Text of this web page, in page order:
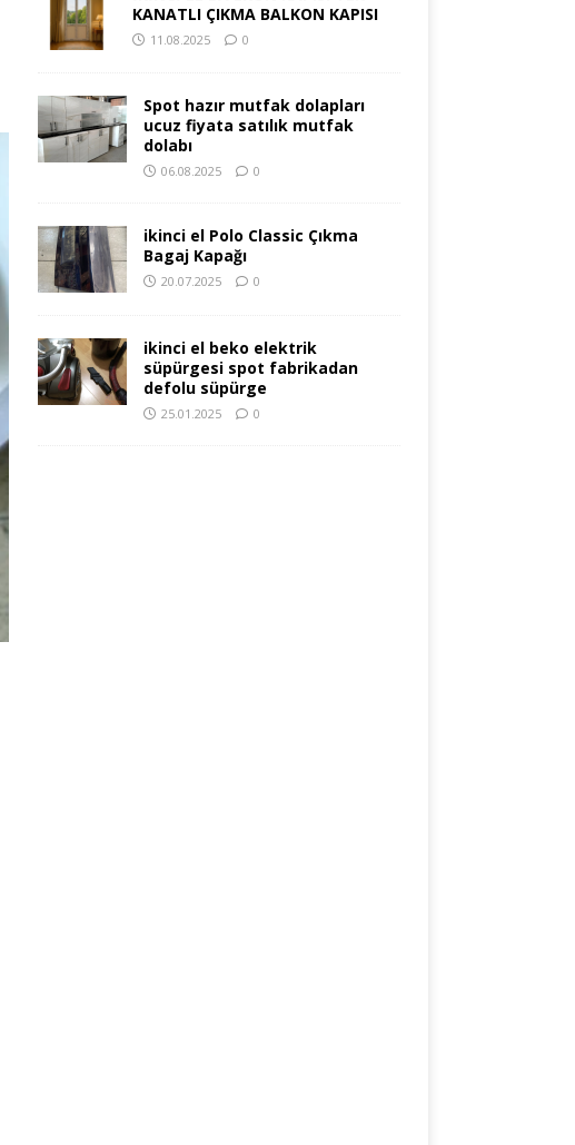
KANATLI ÇIKMA BALKON KAPISI
11.08.2025 0
Spot hazır mutfak dolapları
ucuz fiyata satılık mutfak
dolabı
06.08.2025 0
ikinci el Polo Classic Çıkma
Bagaj Kapağı
20.07.2025 0
ikinci el beko elektrik
süpürgesi spot fabrikadan
defolu süpürge
25.01.2025 0